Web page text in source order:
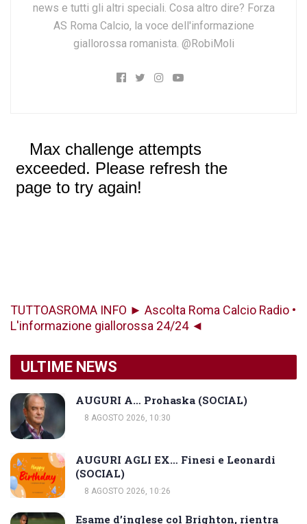
news e tutti gli altri speciali. Cosa altro dire? Forza
AS Roma Calcio, la voce dell'informazione
giallorossa romanista. @RobiMoli
TUTTOASROMA INFO ► Ascolta Roma Calcio Radio •
L'informazione giallorossa 24/24 ◄
ULTIME NEWS
AUGURI A… Prohaska (SOCIAL)
8 AGOSTO 2026, 10:30
AUGURI AGLI EX… Finesi e Leonardi
(SOCIAL)
8 AGOSTO 2026, 10:26
Esame d’inglese col Brighton, rientra